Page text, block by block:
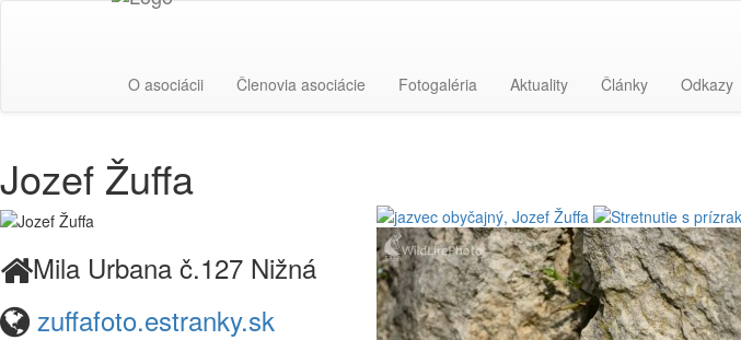
O asociácii Členovia asociácie Fotogaléria Aktuality Články Odkazy
Jozef Žuffa
Mila Urbana č.127 Nižná
zuffafoto.estranky.sk